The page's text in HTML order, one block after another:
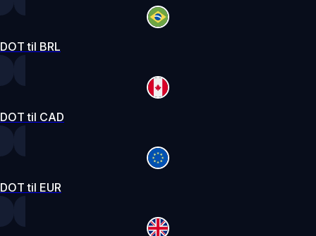
DOT til BRL
DOT til CAD
DOT til EUR